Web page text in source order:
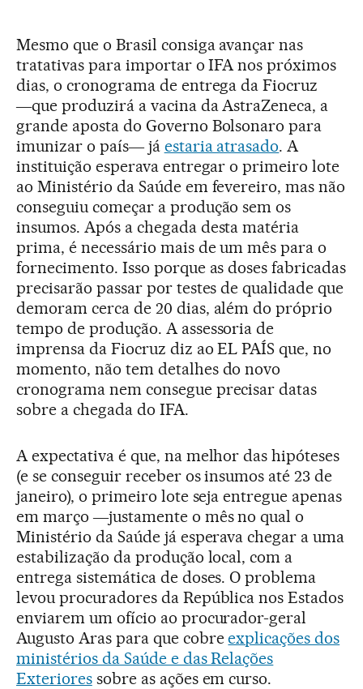
Mesmo que o Brasil consiga avançar nas
tratativas para importar o IFA nos próximos
dias, o cronograma de entrega da Fiocruz
―que produzirá a vacina da AstraZeneca, a
grande aposta do Governo Bolsonaro para
imunizar o país― já estaria atrasado. A
instituição esperava entregar o primeiro lote
ao Ministério da Saúde em fevereiro, mas não
conseguiu começar a produção sem os
insumos. Após a chegada desta matéria
prima, é necessário mais de um mês para o
fornecimento. Isso porque as doses fabricadas
precisarão passar por testes de qualidade que
demoram cerca de 20 dias, além do próprio
tempo de produção. A assessoria de
imprensa da Fiocruz diz ao EL PAÍS que, no
momento, não tem detalhes do novo
cronograma nem consegue precisar datas
sobre a chegada do IFA.
A expectativa é que, na melhor das hipóteses
(e se conseguir receber os insumos até 23 de
janeiro), o primeiro lote seja entregue apenas
em março ―justamente o mês no qual o
Ministério da Saúde já esperava chegar a uma
estabilização da produção local, com a
entrega sistemática de doses. O problema
levou procuradores da República nos Estados
enviarem um ofício ao procurador-geral
Augusto Aras para que cobreexplicações dos
ministérios da Saúde e das Relações
Exterioressobre as ações em curso.